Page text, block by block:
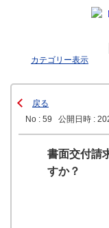
カテゴリー表示
戻る
No : 59
公開日時 :
書面交付請
すか？